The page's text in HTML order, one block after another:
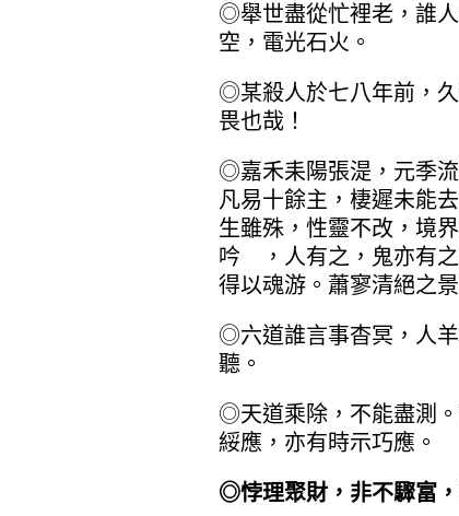
◎舉世盡從忙裡老，誰
空，電光石火。
◎某殺人於七八年前，
畏也哉！
◎嘉禾耒陽張湜，元季
凡易十餘主，棲遲未能
生雖殊，性靈不改，境
吟 ，人有之，鬼亦有之
得以魂游。蕭寥清絕之
◎六道誰言事杳冥，人
聽。
◎天道乘除，不能盡測
綏應，亦有時示巧應。
◎悖理聚財，非不驟富